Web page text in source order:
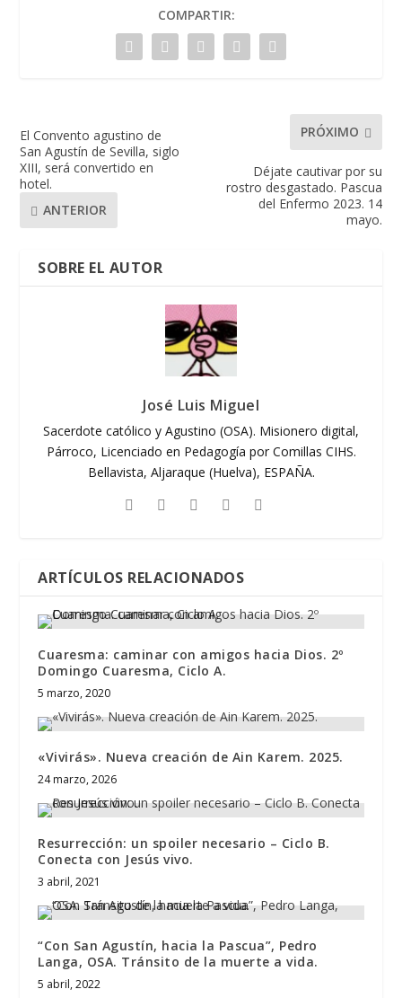
COMPARTIR:
El Convento agustino de
San Agustín de Sevilla, siglo
XIII, será convertido en
hotel.
ANTERIOR
PRÓXIMO
Déjate cautivar por su
rostro desgastado. Pascua
del Enfermo 2023. 14
mayo.
SOBRE EL AUTOR
José Luis Miguel
Sacerdote católico y Agustino (OSA). Misionero digital,
Párroco, Licenciado en Pedagogía por Comillas CIHS.
Bellavista, Aljaraque (Huelva), ESPAÑA.
ARTÍCULOS RELACIONADOS
Cuaresma: caminar con amigos hacia Dios. 2º
Domingo Cuaresma, Ciclo A.
5 marzo, 2020
«Vivirás». Nueva creación de Ain Karem. 2025.
24 marzo, 2026
Resurrección: un spoiler necesario – Ciclo B.
Conecta con Jesús vivo.
3 abril, 2021
“Con San Agustín, hacia la Pascua”, Pedro
Langa, OSA. Tránsito de la muerte a vida.
5 abril, 2022